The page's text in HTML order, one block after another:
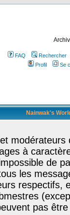
FAQ
Rechercher
Profil
Se
Nainwak's
à
de
les
respectifs,
pas